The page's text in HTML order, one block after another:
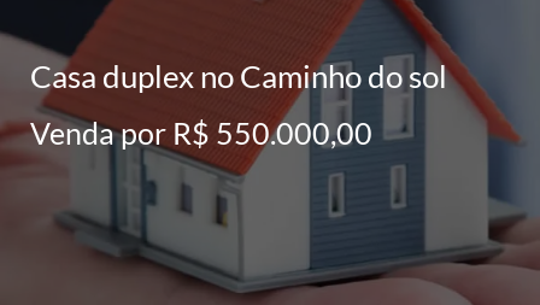
Casa duplex no Caminho do sol
Venda por R$ 550.000,00